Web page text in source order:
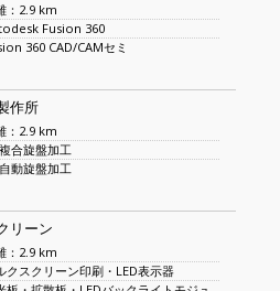
：2.9 km
Fusion 360
360 CAD/CAMセミ
作所
：2.9 km
合旋盤加工
動旋盤加工
リーン
：2.9 km
クスクリーン印刷・LED表示器